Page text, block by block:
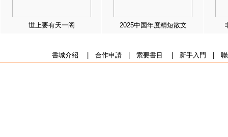
世上要有天一阁 2025中国年度精短散文
書城介紹 合作申請| 索要書目 新手入門